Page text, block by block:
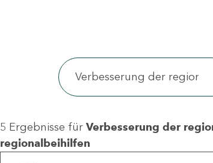
5 Ergebnisse für Verbesserung der
regionalbeihilfen